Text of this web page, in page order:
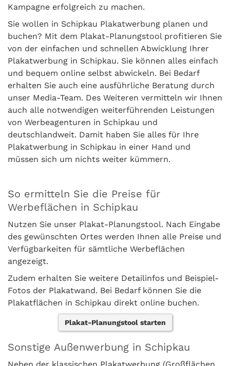
Kampagne erfolgreich zu machen.
Sie wollen in Schipkau Plakatwerbung planen und
buchen? Mit dem Plakat-Planungstool profitieren Sie
von der einfachen und schnellen Abwicklung Ihrer
Plakatwerbung in Schipkau. Sie können alles einfach
und bequem online selbst abwickeln. Bei Bedarf
erhalten Sie auch eine ausführliche Beratung durch
unser Media-Team. Des Weiteren vermitteln wir Ihnen
auch alle notwendigen weiterführenden Leistungen
von Werbeagenturen in Schipkau und
deutschlandweit. Damit haben Sie alles für Ihre
Plakatwerbung in Schipkau in einer Hand und
müssen sich um nichts weiter kümmern.
So ermitteln Sie die Preise für
Werbeflächen in Schipkau
Nutzen Sie unser Plakat-Planungstool. Nach Eingabe
des gewünschten Ortes werden Ihnen alle Preise und
Verfügbarkeiten für sämtliche Werbeflächen
angezeigt.
Zudem erhalten Sie weitere Detailinfos und Beispiel-
Fotos der Plakatwand. Bei Bedarf können Sie die
Plakatflächen in Schipkau direkt online buchen.
Plakat-Planungstool starten
Sonstige Außenwerbung in Schipkau